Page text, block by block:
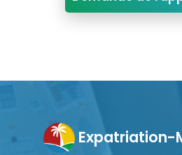
Expatriation-